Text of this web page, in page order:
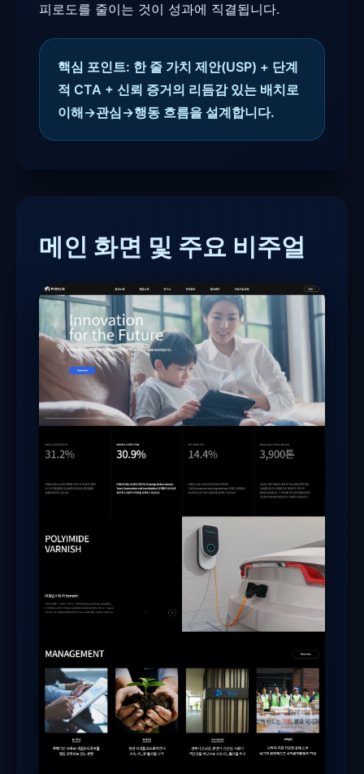
피로도를 줄이는 것이 성과에 직결됩니다.
핵심 포인트: 한 줄 가치 제안(USP) + 단계
적 CTA + 신뢰 증거의 리듬감 있는 배치로
이해→관심→행동 흐름을 설계합니다.
메인 화면 및 주요 비주얼